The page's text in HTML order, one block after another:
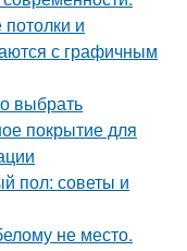
и
с графичным
выбрать
покрытие для
пол: советы и
не место.